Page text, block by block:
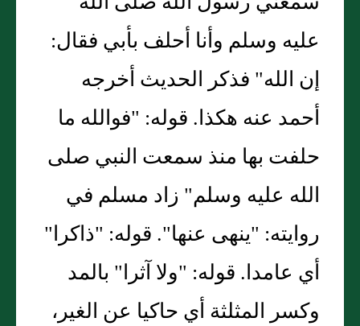
عليه وسلم وأنا أحلف بأبي فقال:
إن الله" فذكر الحديث أخرجه
أحمد عنه هكذا. قوله: "فوالله ما
حلفت بها منذ سمعت النبي صلى
الله عليه وسلم" زاد مسلم في
روايته: "ينهى عنها". قوله: "ذاكرا"
أي عامدا. قوله: "ولا آثرا" بالمد
وكسر المثلثة أي حاكيا عن الغير،